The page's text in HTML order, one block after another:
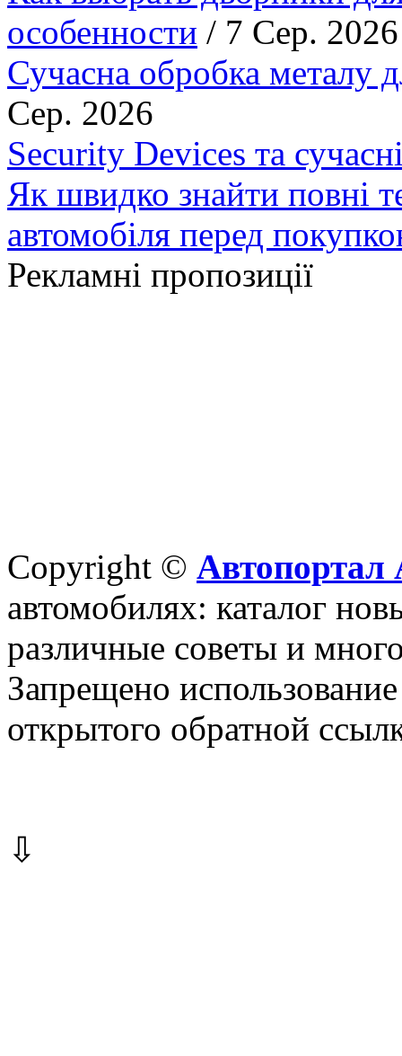
особенности / 7 Сер. 2026
Сучасна обробка металу
Сер. 2026
Security Devices та
Як швидко знайти повні
автомобіля перед
Рекламні пропозиції
Copyright © Автопортал
автомобилях: каталог
различные советы и
Запрещено
открытого обратной
⇩